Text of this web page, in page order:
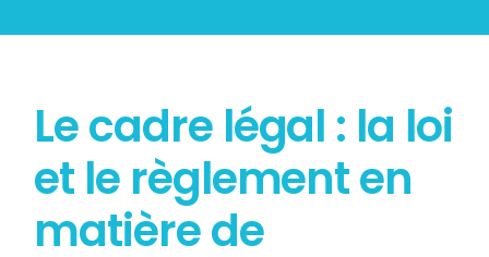
Le cadre légal : la loi
et le règlement en
matière de